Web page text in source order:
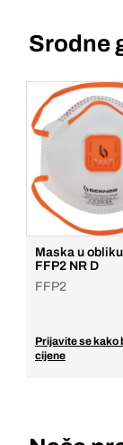
Srodne
Maska u
FFP2 NR D
FFP2
Prijavite se kako
cijene